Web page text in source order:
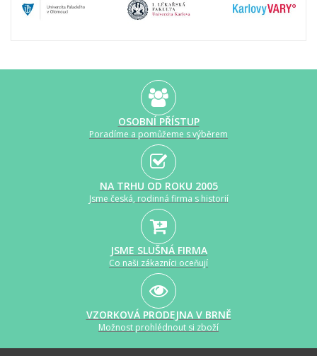
OSOBNÍ PŘÍSTUP
Poradíme a pomůžeme s výběrem
NA TRHU OD ROKU 2005
Jsme česká, rodinná firma s historií
JSME SLUŠNÁ FIRMA
Co naši zákazníci oceňují
VZORKOVÁ PRODEJNA V BRNĚ
Možnost prohlédnout si zboží